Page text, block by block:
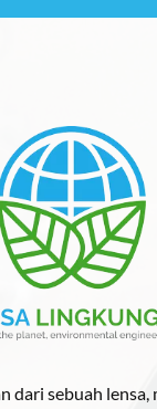
dari sebuah lensa,